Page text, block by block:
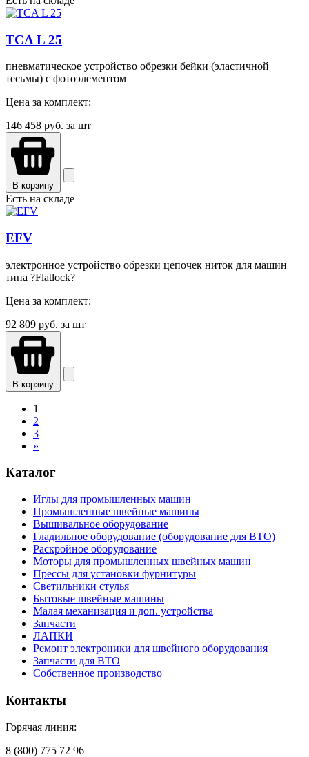
TCA L 25
пневматическое устройство обрезки бейки (эластичной
тесьмы) с фотоэлементом
Цена за комплект:
146 458 руб. за шт
В корзину
Есть на складе
EFV
электронное устройство обрезки цепочек ниток для машин
типа ?Flatlock?
Цена за комплект:
92 809 руб. за шт
В корзину
1
2
3
»
Каталог
Иглы для промышленных машин
Промышленные швейные машины
Вышивальное оборудование
Гладильное оборудование (оборудование для ВТО)
Раскройное оборудование
Моторы для промышленных швейных машин
Прессы для установки фурнитуры
Светильники стулья
Бытовые швейные машины
Малая механизация и доп. устройства
Запчасти
ЛАПКИ
Ремонт электроники для швейного оборудования
Запчасти для ВТО
Собственное производство
Контакты
Горячая линия:
8 (800) 775 72 96